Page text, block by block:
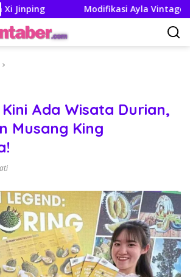
Modifikasi Ayla Vintage dan Gran
Ada Wisata Durian,
Musang King